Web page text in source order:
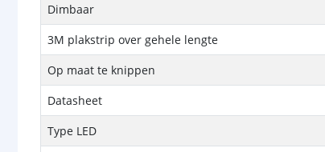
Dimbaar
3M plakstrip over gehele lengte
Op maat te knippen
Datasheet
Type LED